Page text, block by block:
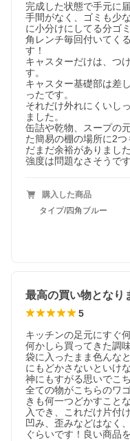
完成した状態で手元に
手間がなく、ゴミも少
に小分けにしてる分ゴ
角レンチ毎回付いてく
す！
キャスターだけは、つ
す。
キャスター基礎部は差
ったです。
それだけ外れにくいし
ました。
缶詰や乾物、スープの
た簡易の棚の場所に2
だまだ余裕がありました
強度は問題なさそうです
購入した商品
タイプ/四角ブルー
最高の買い物となり
5
キッチンの足元にすぐ
何かしら買ってきた調
袋に入ったまま色んな
にもどかさないといけ
神にもすがる思いでこ
全ての物がこちらのワ
きも何一つどかすこと
入でき、これだけ片付
凹み、歪みなどはなく
ぐらいです！良い商品